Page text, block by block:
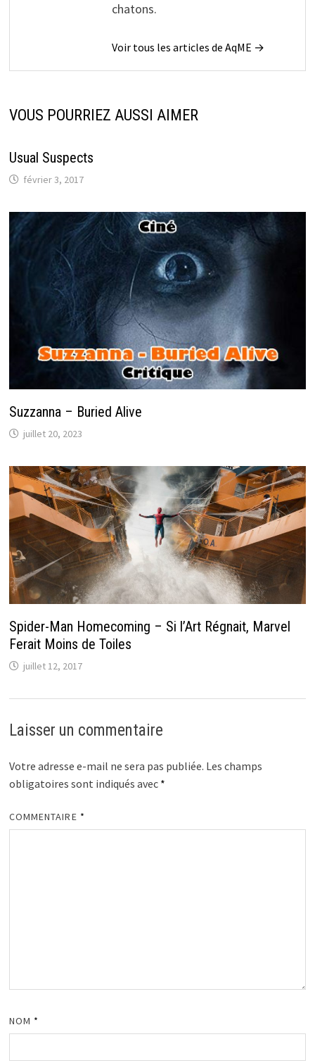
chatons.
Voir tous les articles de AqME →
VOUS POURRIEZ AUSSI AIMER
Usual Suspects
février 3, 2017
Suzzanna – Buried Alive
juillet 20, 2023
Spider-Man Homecoming – Si l’Art Régnait, Marvel
Ferait Moins de Toiles
juillet 12, 2017
Laisser un commentaire
Votre adresse e-mail ne sera pas publiée. Les champs
obligatoires sont indiqués avec *
COMMENTAIRE *
NOM *